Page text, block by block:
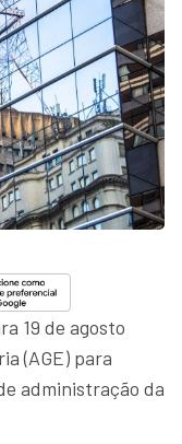
19 de agosto
(AGE) para
administração da